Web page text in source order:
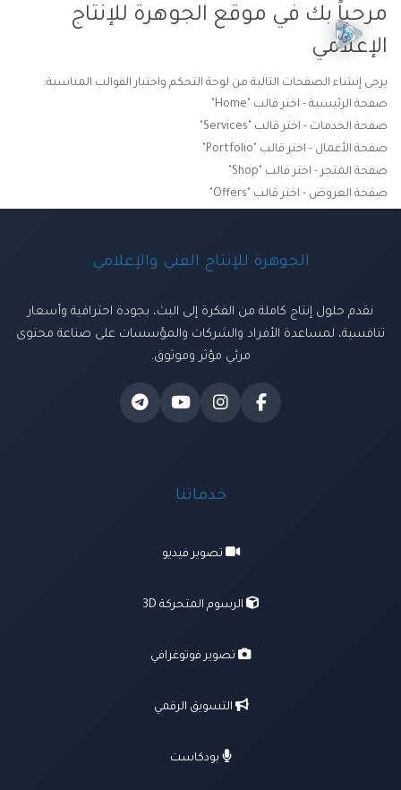
مرحباً بك في موقع الجوهرة للإنتاج
الإعلامي
يرجى إنشاء الصفحات التالية من لوحة التحكم واختيار القوالب المناسبة:
صفحة الرئيسية - اختر قالب "Home"
صفحة الخدمات - اختر قالب "Services"
صفحة الأعمال - اختر قالب "Portfolio"
صفحة المتجر - اختر قالب "Shop"
صفحة العروض - اختر قالب "Offers"
الجوهرة للإنتاج الفني والإعلامي
نقدم حلول إنتاج كاملة من الفكرة إلى البث، بجودة احترافية وأسعار
تنافسية، لمساعدة الأفراد والشركات والمؤسسات على صناعة محتوى
مرئي مؤثر وموثوق.
خدماتنا
تصوير فيديو
الرسوم المتحركة 3D
تصوير فوتوغرافي
التسويق الرقمي
بودكاست